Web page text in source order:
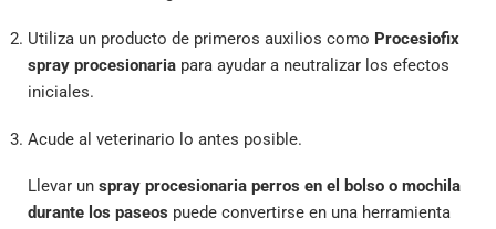
Utiliza un producto de primeros auxilios como Procesiofix
spray procesionaria para ayudar a neutralizar los efectos
iniciales.
Acude al veterinario lo antes posible.
Llevar un spray procesionaria perros en el bolso o mochila
durante los paseos puede convertirse en una herramienta